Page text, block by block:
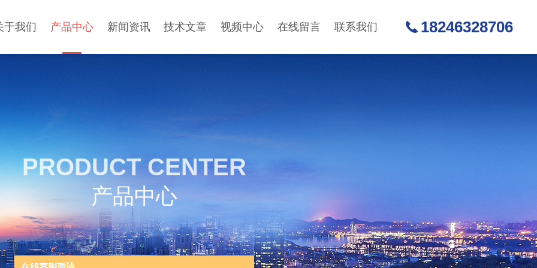
于我们 产品中心 新闻资讯 技术文章 视频中心 在线留言 联系我们 18246328706
PRODUCT CENTER
产品中心